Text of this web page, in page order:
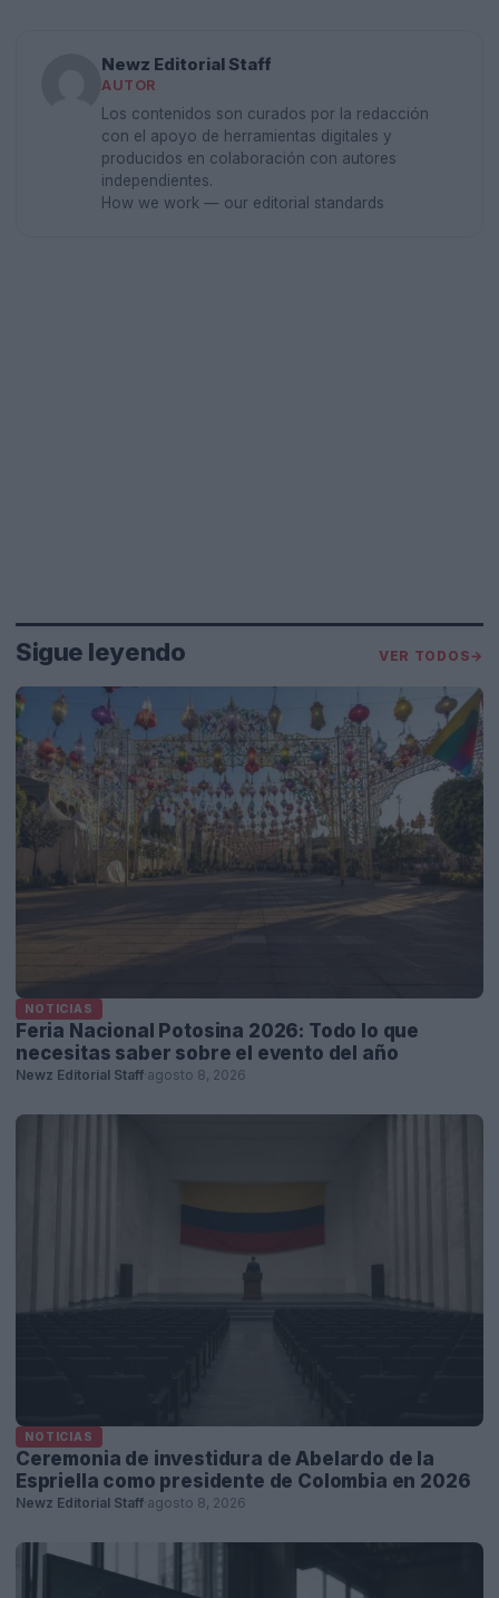
Newz Editorial Staff
AUTOR
Los contenidos son curados por la redacción
con el apoyo de herramientas digitales y
producidos en colaboración con autores
independientes.
How we work — our editorial standards
Sigue leyendo VER TODOS→
NOTICIAS
Feria Nacional Potosina 2026: Todo lo que
necesitas saber sobre el evento del año
Newz Editorial Staff agosto 8, 2026
NOTICIAS
Ceremonia de investidura de Abelardo de la
Espriella como presidente de Colombia en 2026
Newz Editorial Staff agosto 8, 2026